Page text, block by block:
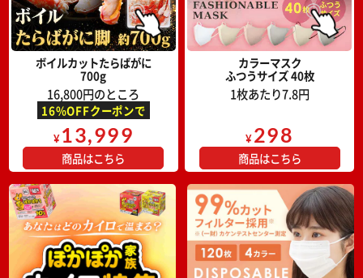
ボイルカットたらばがに
700g
16,800円のところ
16%OFFクーポンで
¥13,999
商品はこちら
カラーマスク
ふつうサイズ 40枚
1枚あたり7.8円
¥298
商品はこちら